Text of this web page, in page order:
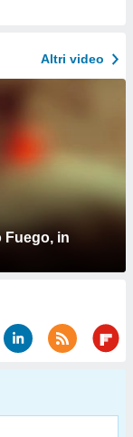
Altri video
Fuego, in